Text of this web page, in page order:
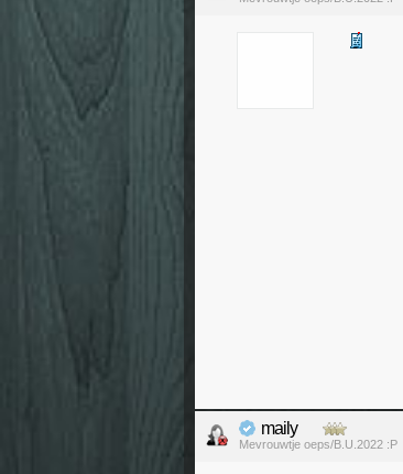
maily
Mevrouwtje oeps/B.U.2022 :P